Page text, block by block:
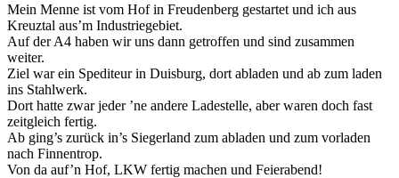
Mein Menne ist vom Hof in Freudenberg gestartet und ich aus
Kreuztal aus’m Industriegebiet.
Auf der A4 haben wir uns dann getroffen und sind zusammen
weiter.
Ziel war ein Spediteur in Duisburg, dort abladen und ab zum laden
ins Stahlwerk.
Dort hatte zwar jeder ’ne andere Ladestelle, aber waren doch fast
zeitgleich fertig.
Ab ging’s zurück in’s Siegerland zum abladen und zum vorladen
nach Finnentrop.
Von da auf’n Hof, LKW fertig machen und Feierabend!